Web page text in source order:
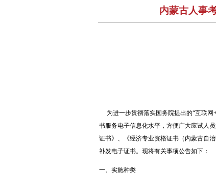
内蒙古人事
为进一步贯彻落实国务院提出的“互联网
书服务电子信息化水平，方便广大应试人
证书》、《经济专业资格证书（内蒙古自
补发电子证书。现将有关事项公告如下：
一、实施种类